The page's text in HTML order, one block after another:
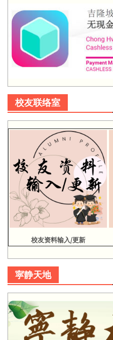
校友联络室
校友资料输入/更新
寜静天地